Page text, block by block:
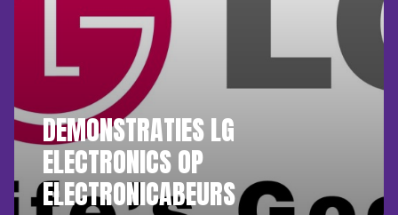
DEMONSTRATIES LG
ELECTRONICS OP
ELECTRONICABEURS